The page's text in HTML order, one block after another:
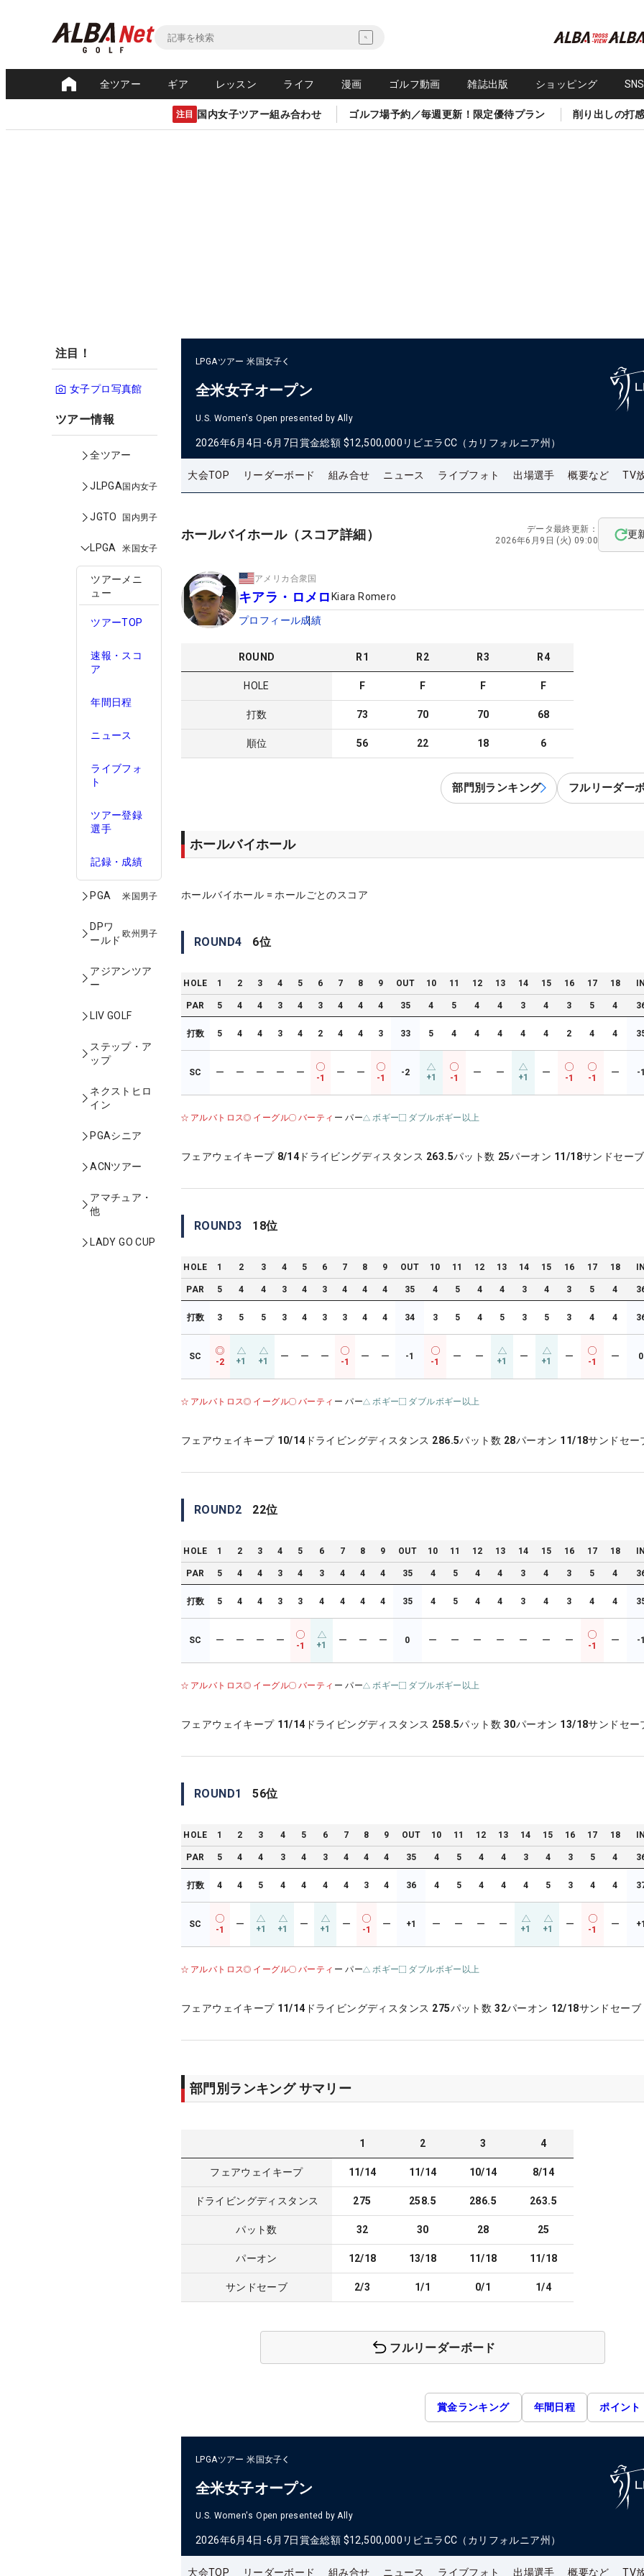
全ツアー ギア レッスン ライフ 漫画 ゴルフ動画 雑誌出版 ショッピング
注目 国内女子ツアー組み合わせ ゴルフ場予約／毎週更新！限定優待プラン 削り出しの打
注目！
女子プロ写真館
ツアー情報
全ツアー
JLPGA国内女子
JGTO 国内男子
LPGA 米国女子
ツアーメニ
ュー
ツアーTOP
速報・スコ
ア
年間日程
ニュース
ライブフォ
ト
ツアー登録
選手
記録・成績
PGA 米国男子
DPワ
ールド
欧州男子
アジアンツア
ー
LIV GOLF
ステップ・ア
ップ
ネクストヒロ
イン
PGAシニア
ACNツアー
アマチュア・
他
LADY GO CUP
LPGAツアー 米国女子
全米女子オープン
U.S. Women's Open presented by Ally
2026年6月4日-6月7日賞金総額 $12,500,000 リビエラCC（カリフォルニア州）
大会TOP リーダーボード 組み合せ ニュース ライブフォト 出場選手 概要など TV
ホールバイホール（スコア詳細）
データ最終更新：
2026年6月9日 (火) 09:00
更
アメリカ合衆国
キアラ・ロメロ Kiara Romero
プロフィール成績
ROUND R1 R2 R3 R4
HOLE F F F F
打数 73 70 70 68
順位 56 22 18 6
部門別ランキング フルリーダー
ホールバイホール
ホールバイホール = ホールごとのスコア
ROUND4 6位
HOLE 1 2 3 4 5 6 7 8 9 OUT 10 11 12 13 14 15 16 17 18
PAR 5 4 4 3 4 3 4 4 4 35 4 5 4 4 3 4 3 5 4
打数 5 4 4 3 4 2 4 4 3 33 5 4 4 4 4 4 2 4 4
SC ー ー ー ー ー
-1
ー ー
-1
-2 +1 -1
ー ー +1 ー
-1 -1
ー -
アルバトロス イーグル バーティ ー パー ボギー ダブルボギー以上
フェアウェイキープ 8/14 ドライビングディスタンス 263.5パット数 25パーオン 11/18サンドセーブ
ROUND3 18位
HOLE 1 2 3 4 5 6 7 8 9 OUT 10 11 12 13 14 15 16 17 18
PAR 5 4 4 3 4 3 4 4 4 35 4 5 4 4 3 4 3 5 4
打数 3 5 5 3 4 3 3 4 4 34 3 5 4 5 3 5 3 4 4
SC
-2 +1 +1 ー ー ー
-1
ー ー -1
-1
ー ー +1 ー +1 ー
-1
ー 0
アルバトロス イーグル バーティ ー パー ボギー ダブルボギー以上
フェアウェイキープ 10/14 ドライビングディスタンス 286.5パット数 28パーオン 11/18サンドセー
ROUND2 22位
HOLE 1 2 3 4 5 6 7 8 9 OUT 10 11 12 13 14 15 16 17 18
PAR 5 4 4 3 4 3 4 4 4 35 4 5 4 4 3 4 3 5 4
打数 5 4 4 3 3 4 4 4 4 35 4 5 4 4 3 4 3 4 4
SC ー ー ー ー
-1 +1 ー ー ー 0 ー ー ー ー ー ー ー
-1
ー -
アルバトロス イーグル バーティ ー パー ボギー ダブルボギー以上
フェアウェイキープ 11/14 ドライビングディスタンス 258.5パット数 30パーオン 13/18サンドセー
ROUND1 56位
HOLE 1 2 3 4 5 6 7 8 9 OUT 10 11 12 13 14 15 16 17 18
PAR 5 4 4 3 4 3 4 4 4 35 4 5 4 4 3 4 3 5 4
打数 4 4 5 4 4 4 4 3 4 36 4 5 4 4 4 5 3 4 4
SC
-1
ー +1 +1 ー +1 ー
-1
ー +1 ー ー ー ー +1 +1 ー
-1
ー
アルバトロス イーグル バーティ ー パー ボギー ダブルボギー以上
フェアウェイキープ 11/14 ドライビングディスタンス 275パット数 32パーオン 12/18サンドセーブ
部門別ランキング サマリー
1 2 3 4
フェアウェイキープ 11/14 11/14 10/14 8/14
ドライビングディスタンス 275 258.5 286.5 263.5
パット数 32 30 28 25
パーオン 12/18 13/18 11/18 11/18
サンドセーブ 2/3 1/1 0/1 1/4
フルリーダーボード
賞金ランキング 年間日程 ポイント
LPGAツアー 米国女子
全米女子オープン
U.S. Women's Open presented by Ally
2026年6月4日-6月7日賞金総額 $12,500,000 リビエラCC（カリフォルニア州）
大会TOP リーダーボード 組み合せ ニュース ライブフォト 出場選手 概要など TV